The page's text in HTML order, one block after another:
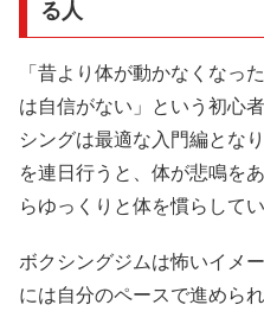
る人
「昔より体が動かなくなっ
は自信がない」という初心
シングは最適な入門編とな
を連日行うと、体が悲鳴を
らゆっくりと体を慣らして
ボクシングジムは怖いイメ
には自分のペースで進めら